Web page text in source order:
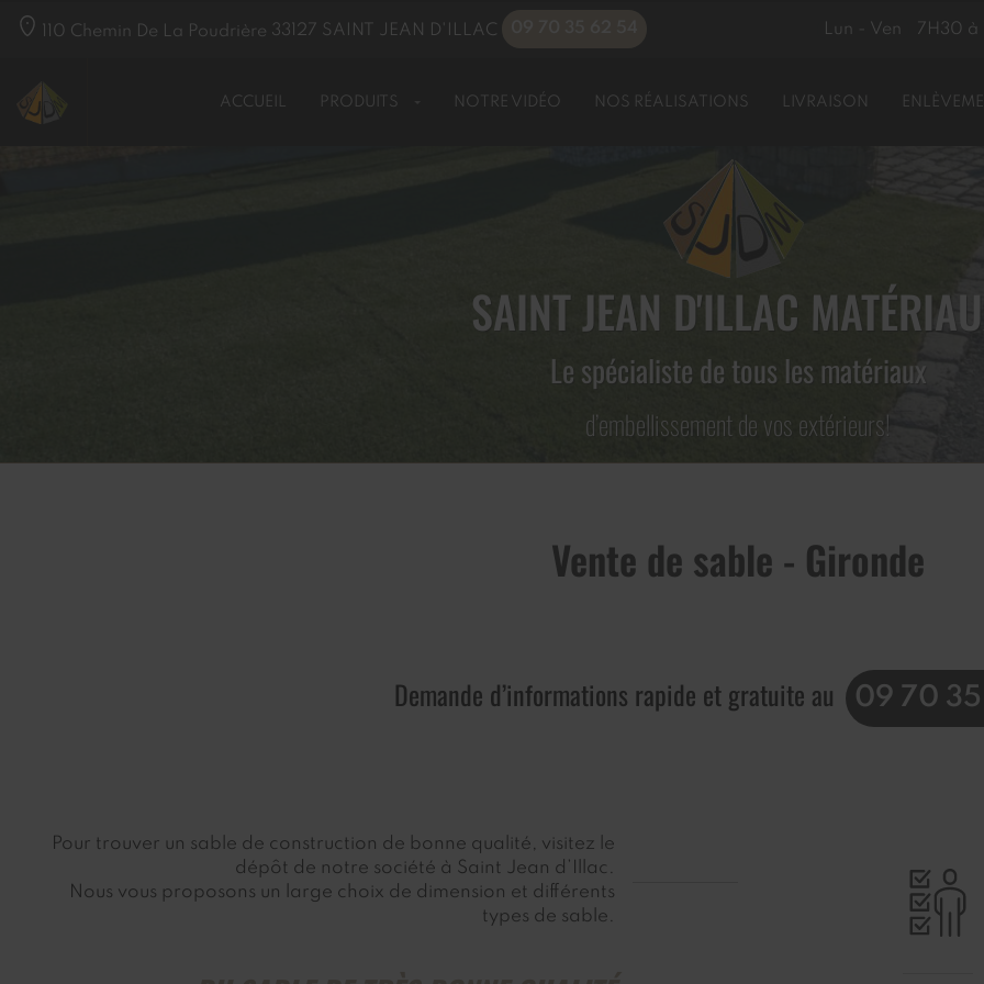
SAINT JEAN D'ILLAC
Le spécialiste de tous les matériaux
d’embellissement de vos extérieurs!
110 Chemin De La Poudrière 33127 SAINT JEAN D'ILLAC Lun - Ven 7H30 à
ACCUEIL PRODUITS NOTRE VIDÉO NOS RÉALISATIONS LIVRAISON
Vente de sable - Gironde
Demande d’informations rapide et gratuite au 09 70
Pour trouver un sable de construction de bonne qualité, visitez le
dépôt de notre société à Saint Jean d’Illac.
Nous vous proposons un large choix de dimension et différents
types de sable.